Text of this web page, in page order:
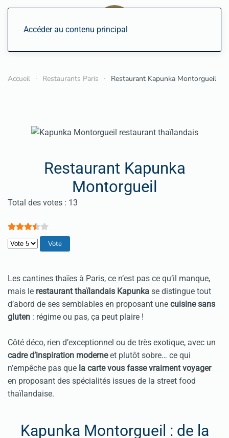
Accéder au contenu principal
Accueil Restaurants Paris Restaurant Kapunka Montorgueil
Restaurant Kapunka
Montorgueil
Vote utilisateur:3.5/
Total des votes : 13
Veuillez voter
Les cantines thaïes à Paris, ce n’est pas ce qu’il manque,
mais le restaurant thaïlandais Kapunka se distingue tout
d’abord de ses semblables en proposant une cuisine sans
gluten : régime ou pas, ça peut plaire !
Côté déco, rien d’exceptionnel ou de très exotique, avec un
cadre d’inspiration moderneet plutôt sobre… ce qui
n’empêche pas que la carte vous fasse vraiment voyager
en proposant des spécialités issues de la street food
thaïlandaise.
Kapunka Montorgueil : de la